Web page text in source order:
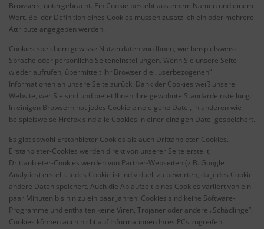
Browsers, untergebracht. Ein Cookie besteht aus einem Namen und einem
Wert. Bei der Definition eines Cookies müssen zusätzlich ein oder mehrere
Attribute angegeben werden.
Cookies speichern gewisse Nutzerdaten von Ihnen, wie beispielsweise
Sprache oder persönliche Seiteneinstellungen. Wenn Sie unsere Seite
wieder aufrufen, übermittelt Ihr Browser die „userbezogenen“
Informationen an unsere Seite zurück. Dank der Cookies weiß unsere
Website, wer Sie sind und bietet Ihnen Ihre gewohnte Standardeinstellung.
In einigen Browsern hat jedes Cookie eine eigene Datei, in anderen wie
beispielsweise Firefox sind alle Cookies in einer einzigen Datei gespeichert.
Es gibt sowohl Erstanbieter Cookies als auch Drittanbieter-Cookies.
Erstanbieter-Cookies werden direkt von unserer Seite erstellt,
Drittanbieter-Cookies werden von Partner-Webseiten (z.B. Google
Analytics) erstellt. Jedes Cookie ist individuell zu bewerten, da jedes Cookie
andere Daten speichert. Auch die Ablaufzeit eines Cookies variiert von ein
paar Minuten bis hin zu ein paar Jahren. Cookies sind keine Software-
Programme und enthalten keine Viren, Trojaner oder andere „Schädlinge“.
Cookies können auch nicht auf Informationen Ihres PCs zugreifen.